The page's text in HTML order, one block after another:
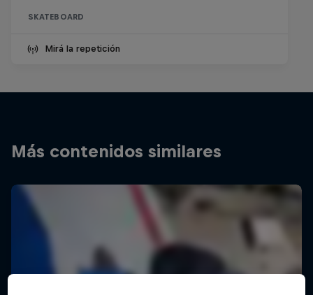
SKATEBOARD
Mirá la repetición
Más contenidos similares